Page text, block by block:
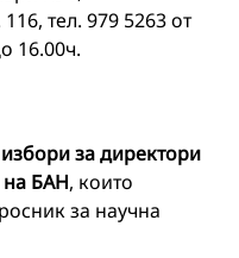
тел. 979 5263 от
16.00ч.
за директори
на БАН, които
за научна